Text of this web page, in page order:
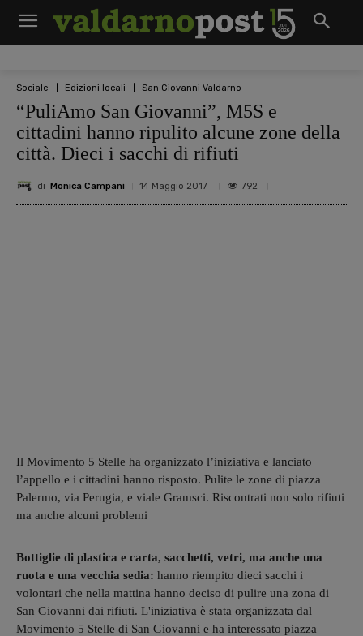
Sociale Edizioni locali San Giovanni Valdarno
“PuliAmo San Giovanni”, M5S e
cittadini hanno ripulito alcune zone della
città. Dieci i sacchi di rifiuti
di Monica Campani 14 Maggio 2017 792
Il Movimento 5 Stelle ha organizzato l’iniziativa e lanciato
l’appello e i cittadini hanno risposto. Pulite le zone di piazza
Palermo, via Perugia, e viale Gramsci. Riscontrati non solo rifiuti
ma anche alcuni problemi
Bottiglie di plastica e carta, sacchetti, vetri, ma anche una
ruota e una vecchia sedia: hanno riempito dieci sacchi i
volontari che nella mattina hanno deciso di pulire una zona di
San Giovanni dai rifiuti. L'iniziativa è stata organizzata dal
Movimento 5 Stelle di San Giovanni e ha interessato piazza